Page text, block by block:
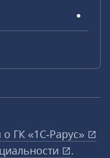
ГК «1С‑Рарус»
.